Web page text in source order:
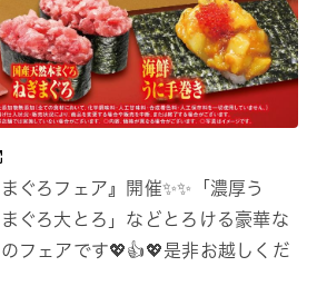
ぐろフェア』開催✨✨「濃厚う
ぐろ大とろ」などとろける豪華な
フェアです💖👍💖是非お越しくだ